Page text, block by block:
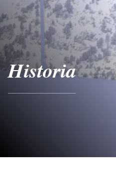
Historia